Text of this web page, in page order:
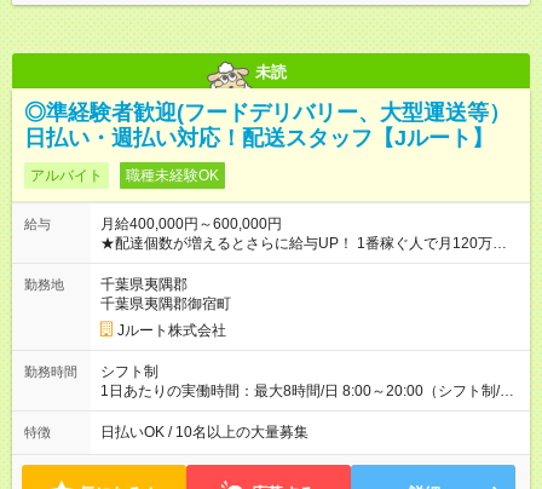
未読
◎準経験者歓迎(フードデリバリー、大型運送等）
日払い・週払い対応！配送スタッフ【Jルート】
アルバイト 職種未経験OK
給与
月給400,000円～600,000円
★配達個数が増えるとさらに給与UP！ 1番稼ぐ人で月120万ほ
ど！ ・主要都市エリア 月収55万円／週5日稼働 月収65万~112
万円／週6日稼働 ・地方郊外エリア 月収40万円／週5日稼働 月
収40万円~50万円／週6日稼働 ＜モデルイメージ＞ ■月収50万
円 (27歳男性/江東区在住)※元建築関係 1日150個配達×25日勤務
(日休み) ■月収80万円(43歳男性/墨田区在住)※元営業 1日200個
勤務地
千葉県夷隅郡
千葉県夷隅郡御宿町
Jルート株式会社
勤務時間
シフト制
1日あたりの実働時間：最大8時間/日 8:00～20:00（シフト制/実
働8時間） ※週5日勤務（場所次第では週4も有り） ※配達状況に
よって時間外での勤務可能性有り ※案件により多少の前後あり
特徴 日払いOK / 10名以上の大量募集